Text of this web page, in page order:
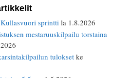
sprintti la 1.8.2026
mestaruuskilpailu torstaina
tulokset ke